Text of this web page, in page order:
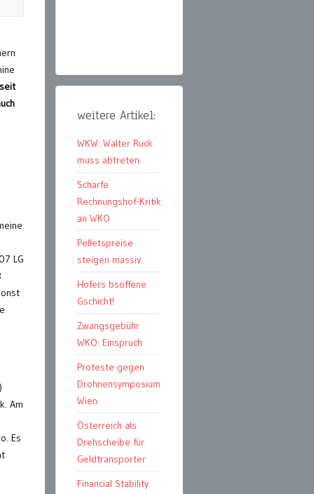
LG
Am
Es
weitere Artikel:
WKW: Walter Ruck
muss abtreten
Scharfe
Rechnungshof-Kritik
an WKO
Pelletspreise
steigen massiv
Hofers bsoffene
Gschicht!
Zwangsgebühr
WKO: Einspruch
Proteste gegen
Drohnensymposium
Wien
Österreich als
Drehscheibe für
Geldtransporter
Financial Stability